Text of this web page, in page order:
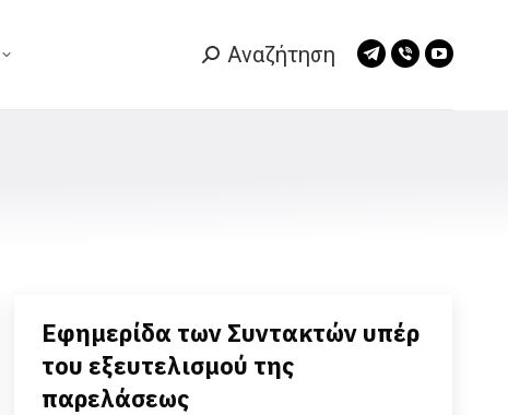
Search:
Αναζήτηση
Telegram
Viber
Εφημερίδα των Συντακτών υπέρ
του εξευτελισμού της
παρελάσεως